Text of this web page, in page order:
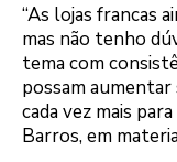
“As lojas francas
mas não tenho
tema com
possam aumentar
cada vez mais
Barros, em